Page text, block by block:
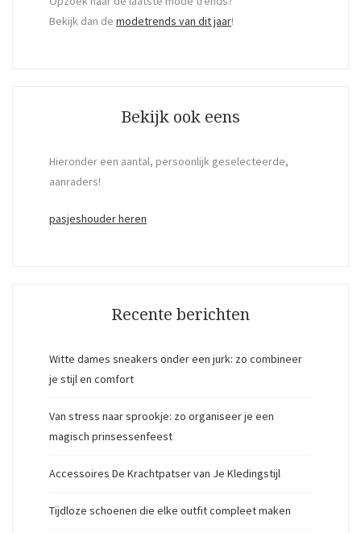
Bekijk dan de modetrends van dit jaar!
Bekijk ook eens
Hieronder een aantal, persoonlijk geselecteerde,
aanraders!
pasjeshouder heren
Recente berichten
Witte dames sneakers onder een jurk: zo combineer
je stijl en comfort
Van stress naar sprookje: zo organiseer je een
magisch prinsessenfeest
Accessoires De Krachtpatser van Je Kledingstijl
Tijdloze schoenen die elke outfit compleet maken